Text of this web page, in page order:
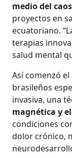
medio del
proyectos en
ecuatoriano.
terapias
salud mental
Así comenzó
brasileños
invasiva, una
magnética y
condiciones
dolor crónico,